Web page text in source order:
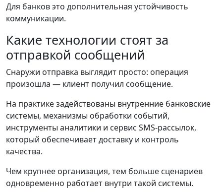
Для банков это дополнительная устойчивость
коммуникации.
Какие технологии стоят за
отправкой сообщений
Снаружи отправка выглядит просто: операция
произошла — клиент получил сообщение.
На практике задействованы внутренние банковские
системы, механизмы обработки событий,
инструменты аналитики и сервис SMS-рассылок,
который обеспечивает доставку и контроль
качества.
Чем крупнее организация, тем больше сценариев
одновременно работает внутри такой системы.